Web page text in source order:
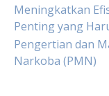
Meningkatkan
Penting yang
Pengertian dan
Narkoba (PMN)